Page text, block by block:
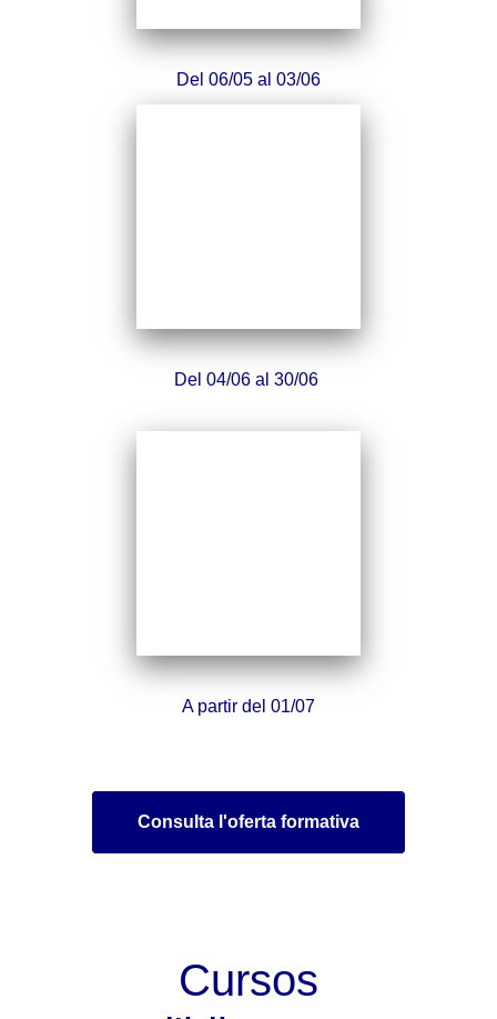
Del 06/05 al 03/06
Del 04/06 al 30/06
A partir del 01/07
Consulta l'oferta formativa
Cursos